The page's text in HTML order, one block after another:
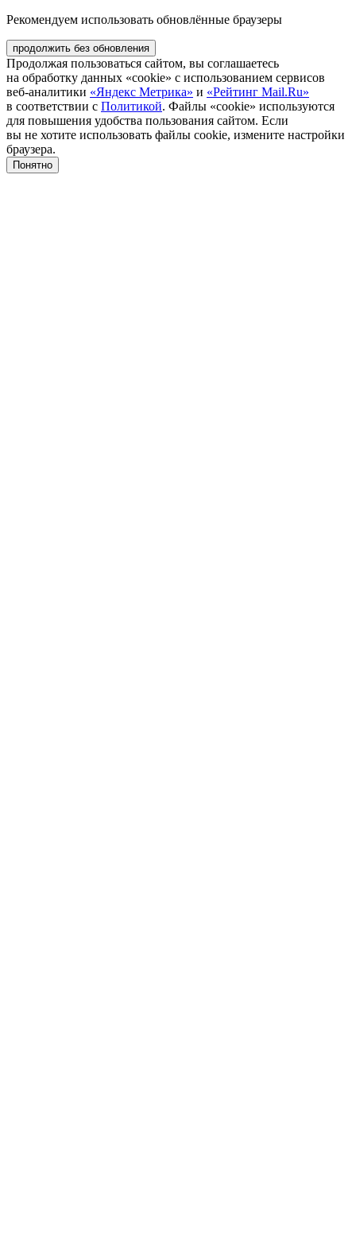
Рекомендуем использовать обновлённые браузеры
продолжить без обновления
Продолжая пользоваться сайтом, вы соглашаетесь
на обработку данных «cookie» с использованием сервисов
веб-аналитики «Яндекс Метрика» и «Рейтинг Mail.Ru»
в соответствии с Политикой. Файлы «cookie» используются
для повышения удобства пользования сайтом. Если
вы не хотите использовать файлы cookie, измените настройки
браузера.
Понятно